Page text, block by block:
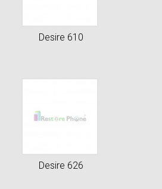
Desire 610
Desire 626